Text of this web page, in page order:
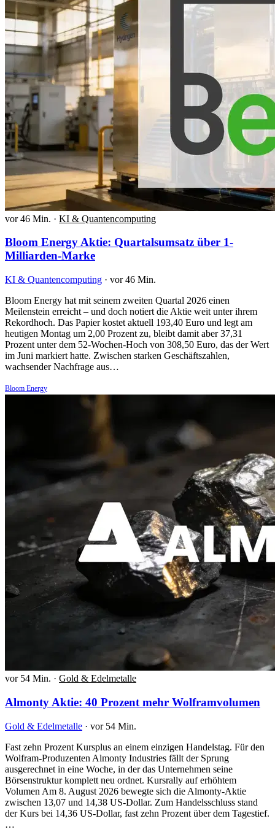
vor 46 Min. · KI & Quantencomputing
Bloom Energy Aktie: Quartalsumsatz über 1-
Milliarden-Marke
KI & Quantencomputing · vor 46 Min.
Bloom Energy hat mit seinem zweiten Quartal 2026 einen
Meilenstein erreicht – und doch notiert die Aktie weit unter ihrem
Rekordhoch. Das Papier kostet aktuell 193,40 Euro und legt am
heutigen Montag um 2,00 Prozent zu, bleibt damit aber 37,31
Prozent unter dem 52-Wochen-Hoch von 308,50 Euro, das der Wert
im Juni markiert hatte. Zwischen starken Geschäftszahlen,
wachsender Nachfrage aus…
Bloom Energy
vor 54 Min. · Gold & Edelmetalle
Almonty Aktie: 40 Prozent mehr Wolframvolumen
Gold & Edelmetalle · vor 54 Min.
Fast zehn Prozent Kursplus an einem einzigen Handelstag. Für den
Wolfram-Produzenten Almonty Industries fällt der Sprung
ausgerechnet in eine Woche, in der das Unternehmen seine
Börsenstruktur komplett neu ordnet. Kursrally auf erhöhtem
Volumen Am 8. August 2026 bewegte sich die Almonty-Aktie
zwischen 13,07 und 14,38 US-Dollar. Zum Handelsschluss stand
der Kurs bei 14,36 US-Dollar, fast zehn Prozent über dem Tagestief.
…